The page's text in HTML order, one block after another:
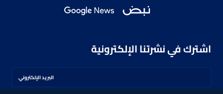
اشترك في نشرتنا الإلكترونية